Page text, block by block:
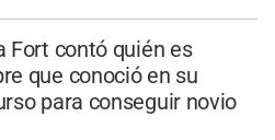
Fort contó quién es
que conoció en su
para conseguir novio